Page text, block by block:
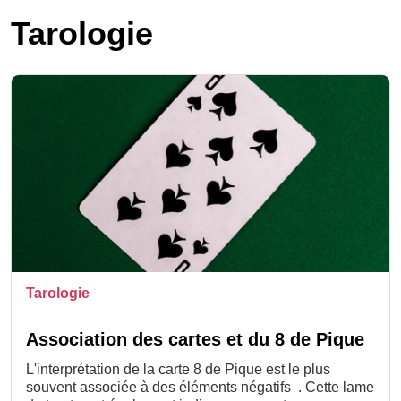
Tarologie
Tarologie
Association des cartes et du 8 de Pique
L'interprétation de la carte 8 de Pique est le plus
souvent associée à des éléments négatifs . Cette lame